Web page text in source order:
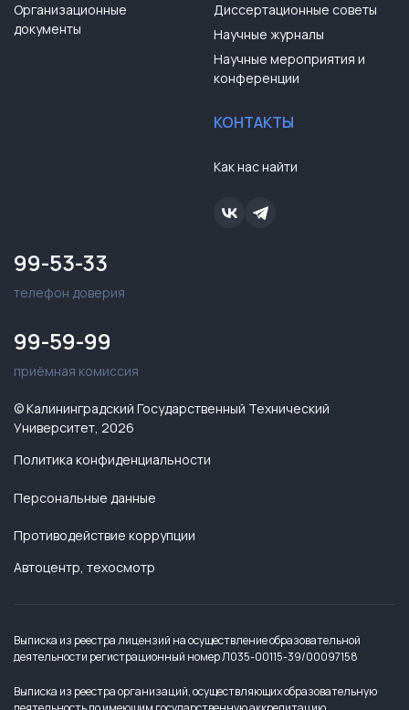
Организационные
документы
Диссертационные советы
Научные журналы
Научные мероприятия и
конференции
КОНТАКТЫ
Как нас найти
99-53-33
телефон доверия
99-59-99
приёмная комиссия
© Калининградский Государственный Технический
Университет, 2026
Политика конфиденциальности
Персональные данные
Противодействие коррупции
Автоцентр, техосмотр
Выписка из реестра лицензий на осуществление образовательной
деятельности регистрационный номер Л035-00115-39/00097158
Выписка из реестра организаций, осуществляющих образовательную